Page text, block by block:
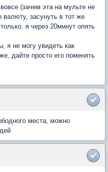
(зачем эта на мульте не
валюту, засунуть в тот же
я через 20минут опять
я не могу увидеть как
дайте просто его поменять
места, можно